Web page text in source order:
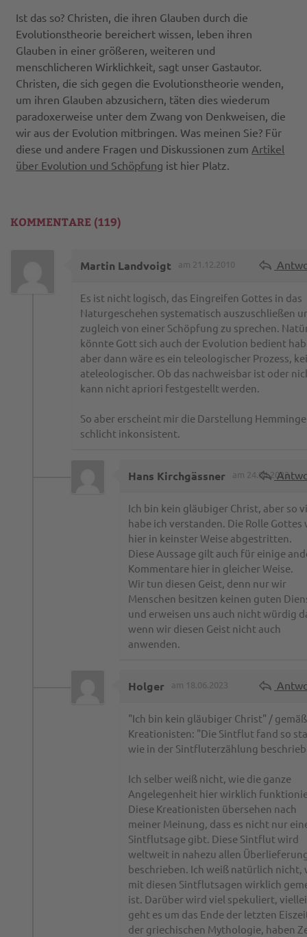
Ist das so? Christen, die ihren Glauben durch die
Evolutionstheorie bereichert wissen, leben ihren
Glauben in einer größeren, weiteren und
menschlicheren Wirklichkeit, sagt unser Gastautor.
Christen, die sich gegen die Evolutionstheorie wenden,
um ihren Glauben abzusichern, täten dies wiederum
paradoxerweise unter dem Zwang von Denkweisen, die
wir aus der Evolution mitbringen. Was meinen Sie? Für
diese und andere Fragen und Diskussionen zum Artikel
über Evolution und Schöpfung ist hier Platz.
KOMMENTARE (119)
Martin Landvoigt am 21.12.2010
Es ist nicht logisch, das Eingreifen Gottes in das
Naturgeschehen systematisch auszuschließen
zugleich von einer Schöpfung zu sprechen.
könnte Gott sich auch der Evolution bedient
aber dann wäre es ein teleologischer Prozess,
ateleologischer. Ob das nachweisbar ist oder
kann nicht apriori festgestellt werden.
So aber erscheint mir die Darstellung
schlicht inkonsistent.
Hans Kirchgässner am 24.04.2023
Ich bin kein gläubiger Christ, aber so
habe ich verstanden. Die Rolle Gottes
hier in keinster Weise abgestritten.
Diese Aussage gilt auch für einige
Kommentare hier in gleicher Weise.
Wir tun diesen Geist, denn nur wir
Menschen besitzen keinen guten
und erweisen uns auch nicht würdig
wenn wir diesen Geist nicht auch
anwenden.
Holger am 18.06.2023
"Ich bin kein gläubiger Christ" /
Kreationisten: "Die Sintflut fand so
wie in der Sintfluterzählung
Ich selber weiß nicht, wie die ganze
Angelegenheit hier wirklich
Diese Kreationisten übersehen nach
meiner Meinung, dass es nicht nur
Sintflutsage gibt. Diese Sintflut wird
weltweit in nahezu allen
beschrieben. Ich weiß natürlich nicht,
mit diesen Sintflutsagen wirklich
ist. Darüber wird viel spekuliert,
geht es um das Ende der letzten
der griechischen Mythologie, haben